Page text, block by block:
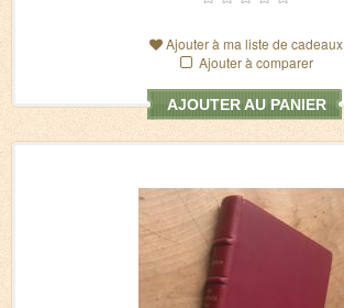
Ajouter à ma liste de cadeaux
Ajouter à comparer
AJOUTER AU PANIER